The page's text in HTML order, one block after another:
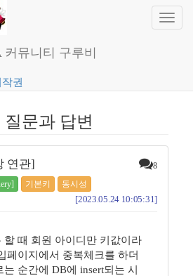
뮤니티 구루비
작권
문과 답변
연관] 8
기본키 동시성
[2023.05.24 10:05:31]
할 때 회원 아이디만 키값이라
페이지에서 중복체크를 하더
순간에 DB에 insert되는 시